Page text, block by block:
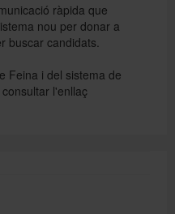
ràpida que
nou per donar a
buscar candidats.
Feina i del sistema de
l'enllaç